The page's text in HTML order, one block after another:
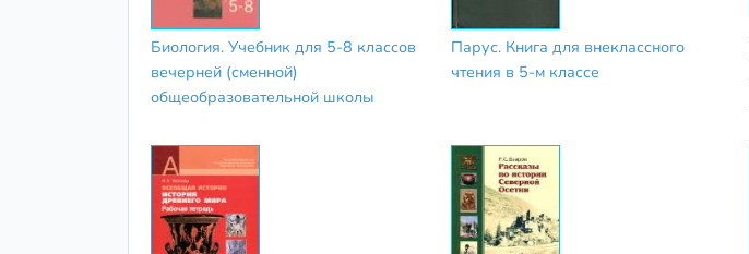
Биология. Учебник для 5-8 классов
вечерней (сменной)
общеобразовательной школы
Парус. Книга для внеклассного
чтения в 5-м классе